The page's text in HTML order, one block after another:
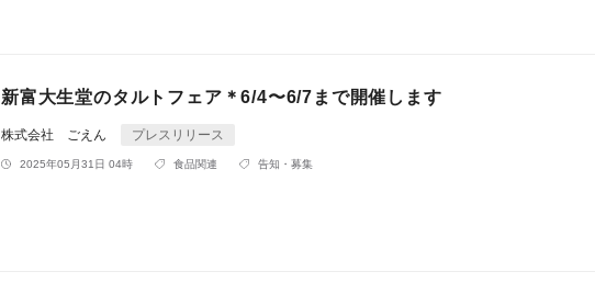
新富大生堂のタルトフェア＊6/4〜6/7まで開催します
株式会社 ごえん プレスリリース
2025年05月31日 04時 食品関連 告知・募集